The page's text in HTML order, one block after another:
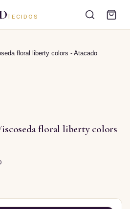
TECIDOS
floral liberty colors - Atacado
floral liberty colors